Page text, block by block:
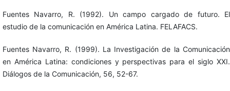
Fuentes Navarro, R. (1992). Un campo cargado de futuro. El
estudio de la comunicación en América Latina. FELAFACS.
Fuentes Navarro, R. (1999). La Investigación de la Comunicación
en América Latina: condiciones y perspectivas para el siglo XXI.
Diálogos de la Comunicación, 56, 52-67.